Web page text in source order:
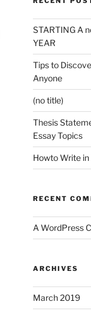
STARTING A
YEAR
Tips to
Anyone
(no title)
Thesis
Essay Topics
Howto Write
RECENT
A WordPress
ARCHIVES
March 2019